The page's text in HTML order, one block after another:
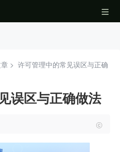
> 许可管理中的常见误区与正确
误区与正确做法